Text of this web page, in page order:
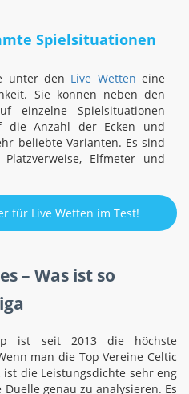
Spielsituationen
unter den Live Wetten eine
Sie können neben den
einzelne Spielsituationen
die Anzahl der Ecken und
beliebte Varianten. Es sind
Elfmeter und
für Live Wetten im Test!
– Was ist so
ist seit 2013 die höchste
man die Top Vereine Celtic
die Leistungsdichte sehr eng
genau zu analysieren. Es